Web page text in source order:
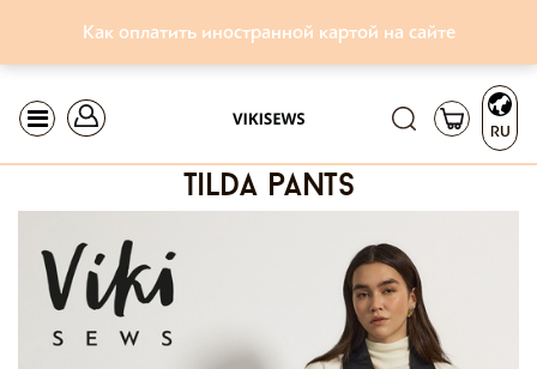
Как оплатить иностранной картой на сайте
RU
tilda pants